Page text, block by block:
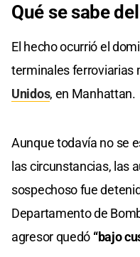
Qué se sabe
El hecho ocurrió el
terminales ferroviarias
Unidos, en Manhattan.
Aunque todavía no se
las circunstancias, las
sospechoso fue
Departamento de
agresor quedó “bajo